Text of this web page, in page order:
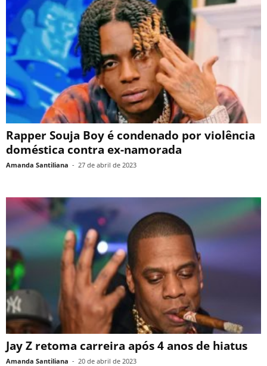
Rapper Souja Boy é condenado por violência
doméstica contra ex-namorada
Amanda Santiliana - 27 de abril de 2023
Jay Z retoma carreira após 4 anos de hiatus
Amanda Santiliana - 20 de abril de 2023